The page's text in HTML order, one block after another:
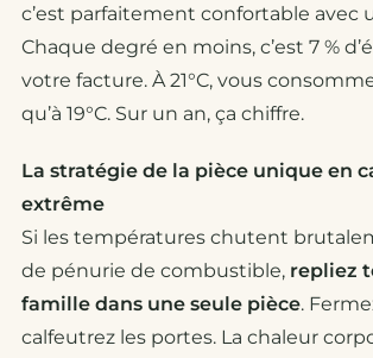
c’est parfaitement confortable avec
Chaque degré en moins, c’est 7 %
votre facture. À 21°C, vous
qu’à 19°C. Sur un an, ça chiffre.
La stratégie de la pièce unique en
extrême
Si les températures chutent
de pénurie de combustible, repliez
famille dans une seule pièce.
calfeutrez les portes. La chaleur